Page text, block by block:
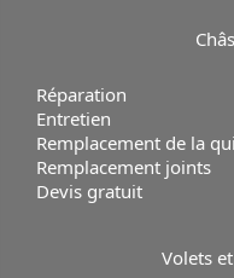
Réparation
Entretien
Remplacement de la
Remplacement joints
Devis gratuit
Volets